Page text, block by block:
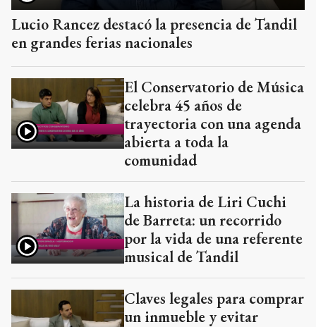
Lucio Rancez destacó la presencia de Tandil
en grandes ferias nacionales
El Conservatorio de Música
celebra 45 años de
trayectoria con una agenda
abierta a toda la
comunidad
La historia de Liri Cuchi
de Barreta: un recorrido
por la vida de una referente
musical de Tandil
Claves legales para comprar
un inmueble y evitar